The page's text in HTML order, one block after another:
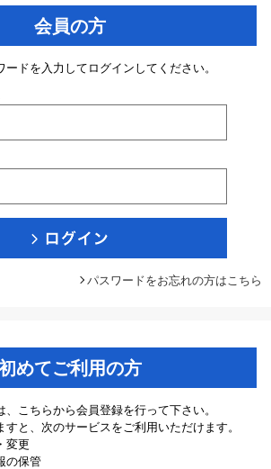
会員の方
ドを入力してログインしてください。
パスワードをお忘れの方はこちら
めてご利用の方
こちらから会員登録を行って下さい。
と、次のサービスをご利用いただけます。
変更
の保管